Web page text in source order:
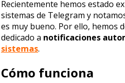
Recientemente hemos estado
sistemas de Telegram y
es muy bueno. Por ello, hemos
dedicado a notificaciones
sistemas.
Cómo funciona